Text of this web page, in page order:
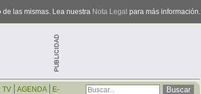
las mismas. Lea nuestra Nota Legal para más información.
TV AGENDA
E-